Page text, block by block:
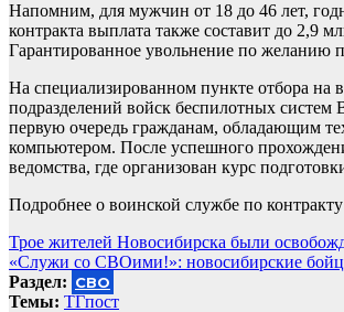
Напомним, для мужчин от 18 до 46 лет,
контракта выплата также составит до 2,9
Гарантированное увольнение по желанию
На специализированном пункте отбора на
подразделений войск беспилотных
первую очередь гражданам, обладающим
компьютером. После успешного
ведомства, где организован курс
Подробнее о воинской службе по
Навигация
по
записям
Трое жителей Новосибирска были
«Служи со СВОими!»: новосибирские
Раздел: СВО
Темы: ТГпост